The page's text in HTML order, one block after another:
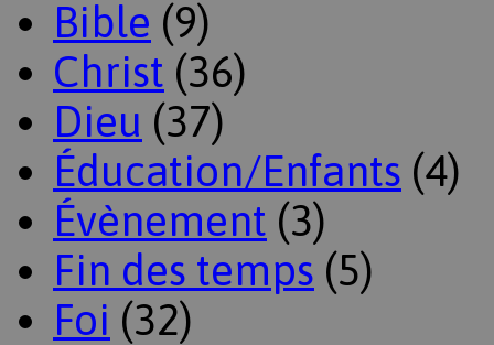
Bible (9)
Christ (36)
Dieu (37)
Éducation/Enfants (4)
Évènement (3)
Fin des temps (5)
Foi (32)